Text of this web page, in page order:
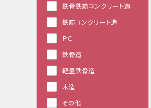
鉄骨鉄筋コンクリート造
鉄筋コンクリート造
ＰＣ
鉄骨造
軽量鉄骨造
木造
その他